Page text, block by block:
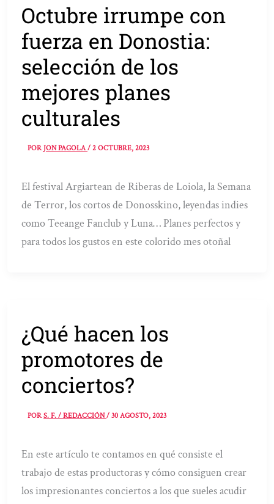
Octubre irrumpe con
fuerza en Donostia:
selección de los
mejores planes
culturales
PORJON PAGOLA/2 OCTUBRE, 2023
El festival Argiartean de Riberas de Loiola, la Semana
de Terror, los cortos de Donosskino, leyendas indies
como Teeange Fanclub y Luna… Planes perfectos y
para todos los gustos en este colorido mes otoñal
¿Qué hacen los
promotores de
conciertos?
PORS. F. / REDACCIÓN/30 AGOSTO, 2023
En este artículo te contamos en qué consiste el
trabajo de estas productoras y cómo consiguen crear
los impresionantes conciertos a los que sueles acudir